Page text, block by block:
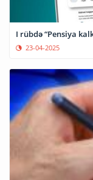
I rübdə “Pensiya
23-04-2025